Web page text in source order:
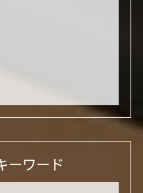
ーワード